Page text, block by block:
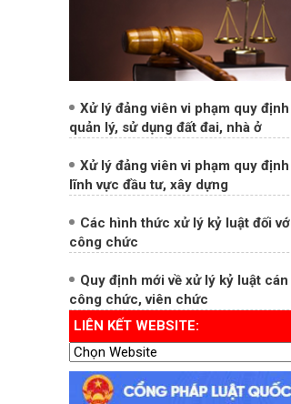
quản lý, sử dụng đất đai, nhà ở
lĩnh vực đầu tư, xây dựng
công chức
công chức, viên chức
LIÊN KẾT WEBSITE: